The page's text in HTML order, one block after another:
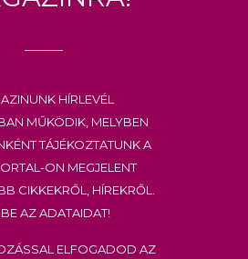
hírlevél
működik, melyben
tájékoztatunk a
on megjelent
cikkekről, hírekről.
az adataidat!
elfogadod az